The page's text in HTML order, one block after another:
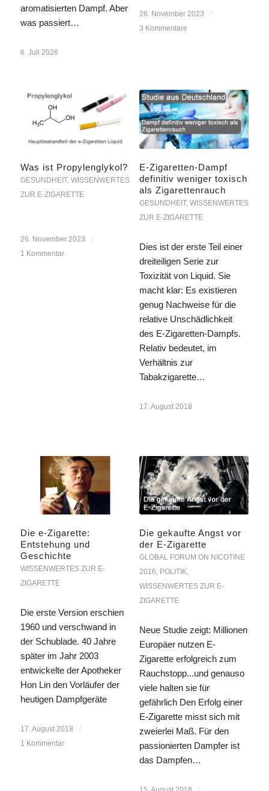
aromatisierten Dampf. Aber
was passiert…
6. Juli 2026
26. November 2023
/
3 Kommentare
Was ist Propylenglykol?
GESUNDHEIT, WISSENWERTES
ZUR E-ZIGARETTE
26. November 2023
/
1 Kommentar
E-Zigaretten-Dampf
definitiv weniger toxisch
als Zigarettenrauch
GESUNDHEIT, WISSENWERTES
ZUR E-ZIGARETTE
Dies ist der erste Teil einer
dreiteiligen Serie zur
Toxizität von Liquid. Sie
macht klar: Es existieren
genug Nachweise für die
relative Unschädlichkeit
des E-Zigaretten-Dampfs.
Relativ bedeutet, im
Verhältnis zur
Tabakzigarette…
17. August 2018
Die e-Zigarette:
Entstehung und
Geschichte
WISSENWERTES ZUR E-
ZIGARETTE
Die erste Version erschien
1960 und verschwand in
der Schublade. 40 Jahre
später im Jahr 2003
entwickelte der Apotheker
Hon Lin den Vorläufer der
heutigen Dampfgeräte
17. August 2018
/
1 Kommentar
Die gekaufte Angst vor
der E-Zigarette
GLOBAL FORUM ON NICOTINE
2016, POLITIK,
WISSENWERTES ZUR E-
ZIGARETTE
Neue Studie zeigt: Millionen
Europäer nutzen E-
Zigarette erfolgreich zum
Rauchstopp...und genauso
viele halten sie für
gefährlich Den Erfolg einer
E-Zigarette misst sich mit
zweierlei Maß. Für den
passionierten Dampfer ist
das Dampfen…